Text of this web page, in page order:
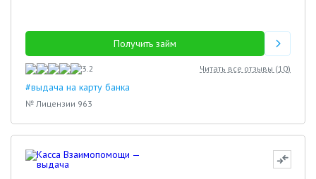
Получить займ
3.2 Читать все отзывы (10)
#выдача на карту банка
№ Лицензии 963